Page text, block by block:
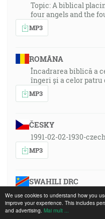
We use cookies to understand how you
improve your experience. This includes
and advertising. Mai mult ...
Topic: A biblical
four angels and the
MP3
ROMÂNA
Încadrarea biblică a
îngeri și a celor patru
MP3
ČESKY
1991-02-02-1930-
MP3
SWAHILI DRC
MP3